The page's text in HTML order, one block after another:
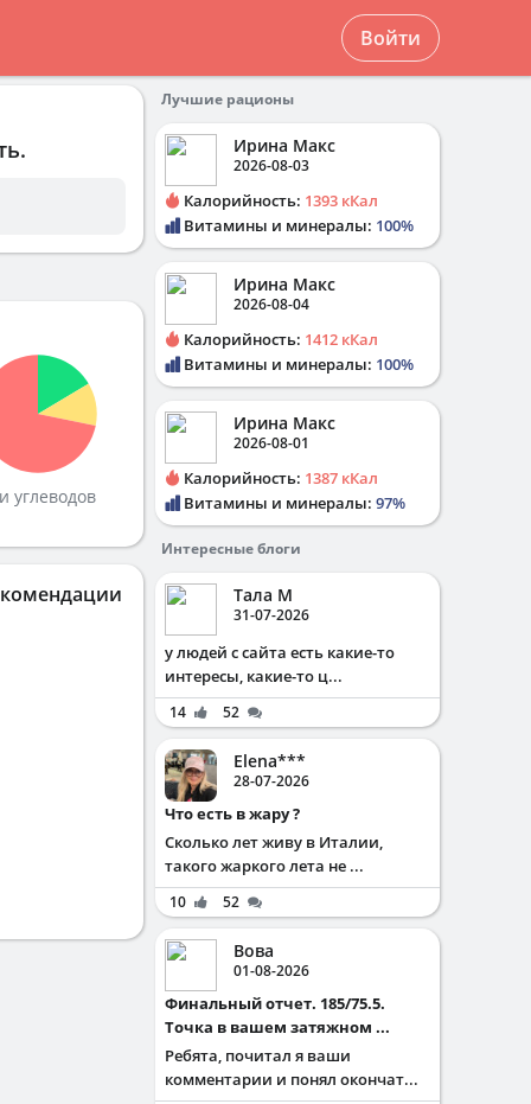
Войти
углеводов
Лучшие рационы
Ирина Макс
2026-08-03
Калорийность: 1393 кКал
Витамины и минералы: 100%
Ирина Макс
2026-08-04
Калорийность: 1412 кКал
Витамины и минералы: 100%
Ирина Макс
2026-08-01
Калорийность: 1387 кКал
Витамины и минералы: 97%
Интересные блоги
Тала М
31-07-2026
у людей с сайта есть какие-то
интересы, какие-то ц...
14 52
Elena***
28-07-2026
Что есть в жару ?
Сколько лет живу в Италии,
такого жаркого лета не ...
10 52
Вова
01-08-2026
Финальный отчет. 185/75.5.
Точка в вашем затяжном ...
Ребята, почитал я ваши
комментарии и понял окончат...